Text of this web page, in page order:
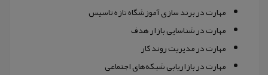
مهارت در برند سازی آموزشگاه تازه تاسیس
مهارت در شناسایی بازار هدف
مهارت در مدیریت روند کار
مهارت در بازاریابی شبکه‌های اجتماعی